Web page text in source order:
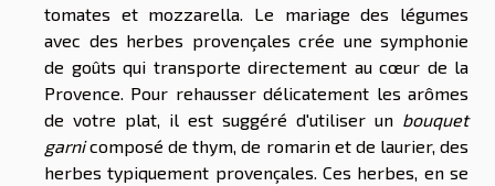
tomates et mozzarella. Le mariage des légumes
avec des herbes provençales crée une symphonie
de goûts qui transporte directement au cœur de la
Provence. Pour rehausser délicatement les arômes
de votre plat, il est suggéré d'utiliser un bouquet
garnicomposé de thym, de romarin et de laurier, des
herbes typiquement provençales. Ces herbes, en se